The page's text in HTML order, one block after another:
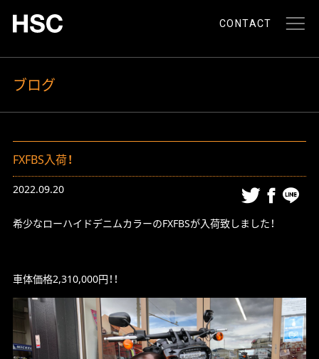
CONTACT
ブログ
FXFBS入荷！
2022.09.20
希少なローハイドデニムカラーのFXFBSが入荷致しました！
車体価格2,310,000円！！